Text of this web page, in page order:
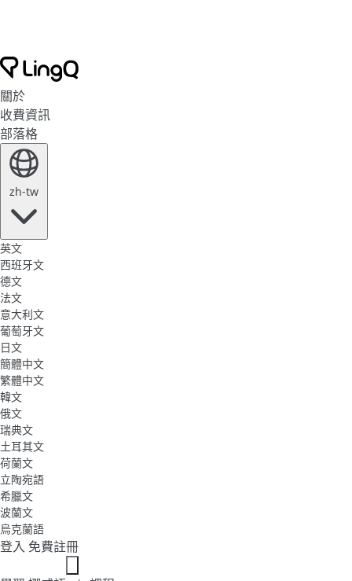
關於
收費資訊
部落格
zh-tw
英文
西班牙文
德文
法文
意大利文
葡萄牙文
日文
簡體中文
繁體中文
韓文
俄文
瑞典文
土耳其文
荷蘭文
立陶宛語
希臘文
波蘭文
烏克蘭語
登入 免費註冊